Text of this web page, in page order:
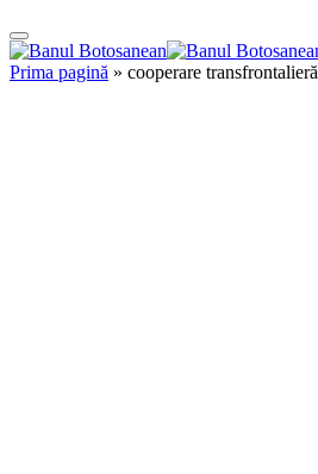
Prima pagină » cooperare transfrontalieră